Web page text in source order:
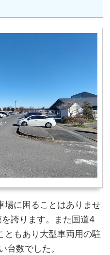
場に困ることはありませ
誇ります。また国道4
ともあり大型車両用の駐
台数でした。